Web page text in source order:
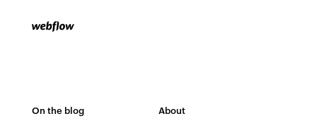
On the blog About